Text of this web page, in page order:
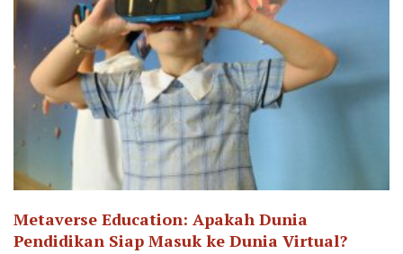
Metaverse Education: Apakah Dunia
Pendidikan Siap Masuk ke Dunia Virtual?